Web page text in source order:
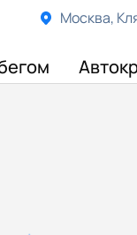
Москва,